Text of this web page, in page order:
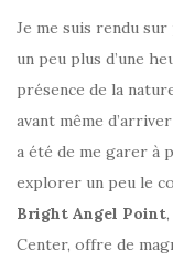
Je me suis rendu
un peu plus d’une
présence de la
avant même
a été de me garer à
explorer un peu le
Bright Angel Point
Center, offre de